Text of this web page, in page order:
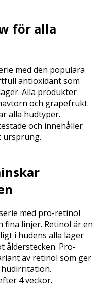
för alla
med den populära
antioxidant som
Alla produkter
och grapefrukt.
alla hudtyper.
och innehåller
ursprung.
med pro-retinol
linjer. Retinol är en
i hudens alla lager
ålderstecken. Pro-
av retinol som ger
4 veckor.